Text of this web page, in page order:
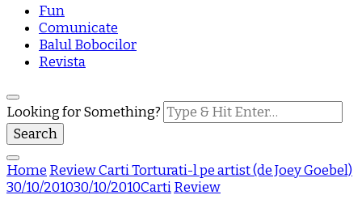
Fun
Comunicate
Balul Bobocilor
Revista
Looking for Something?
Home ReviewCartiTorturati-l pe artist (de Joey Goebel)
30/10/201030/10/2010CartiReview